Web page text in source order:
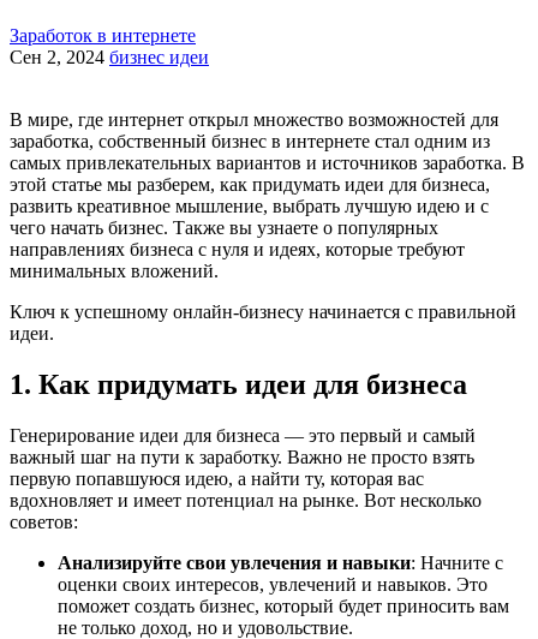
Заработок в интернете
Сен 2, 2024 бизнес идеи
В мире, где интернет открыл множество возможностей для
заработка, собственный бизнес в интернете стал одним из
самых привлекательных вариантов и источников заработка. В
этой статье мы разберем, как придумать идеи для бизнеса,
развить креативное мышление, выбрать лучшую идею и с
чего начать бизнес. Также вы узнаете о популярных
направлениях бизнеса с нуля и идеях, которые требуют
минимальных вложений.
Ключ к успешному онлайн-бизнесу начинается с правильной
идеи.
1. Как придумать идеи для бизнеса
Генерирование идеи для бизнеса — это первый и самый
важный шаг на пути к заработку. Важно не просто взять
первую попавшуюся идею, а найти ту, которая вас
вдохновляет и имеет потенциал на рынке. Вот несколько
советов:
Анализируйте свои увлечения и навыки: Начните с
оценки своих интересов, увлечений и навыков. Это
поможет создать бизнес, который будет приносить вам
не только доход, но и удовольствие.